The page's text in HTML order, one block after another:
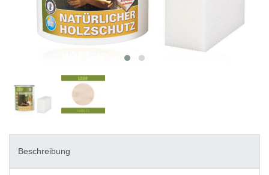
Beschreibung